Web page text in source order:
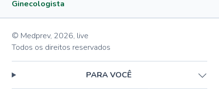
Ginecologista
© Medprev, 2026, live
Todos os direitos reservados
PARA VOCÊ